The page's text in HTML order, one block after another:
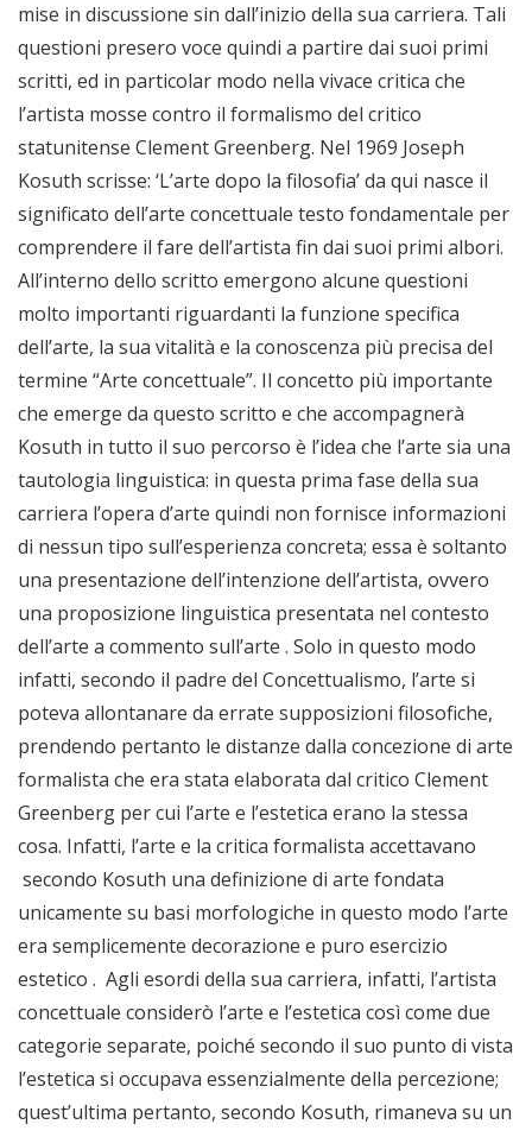
mise in discussione sin dall’inizio della sua carriera. Tali
questioni presero voce quindi a partire dai suoi primi
scritti, ed in particolar modo nella vivace critica che
l’artista mosse contro il formalismo del critico
statunitense Clement Greenberg. Nel 1969 Joseph
Kosuth scrisse: ‘L’arte dopo la filosofia’ da qui nasce il
significato dell’arte concettuale testo fondamentale per
comprendere il fare dell’artista fin dai suoi primi albori.
All’interno dello scritto emergono alcune questioni
molto importanti riguardanti la funzione specifica
dell’arte, la sua vitalità e la conoscenza più precisa del
termine “Arte concettuale”. Il concetto più importante
che emerge da questo scritto e che accompagnerà
Kosuth in tutto il suo percorso è l’idea che l’arte sia una
tautologia linguistica: in questa prima fase della sua
carriera l’opera d’arte quindi non fornisce informazioni
di nessun tipo sull’esperienza concreta; essa è soltanto
una presentazione dell’intenzione dell’artista, ovvero
una proposizione linguistica presentata nel contesto
dell’arte a commento sull’arte . Solo in questo modo
infatti, secondo il padre del Concettualismo, l’arte si
poteva allontanare da errate supposizioni filosofiche,
prendendo pertanto le distanze dalla concezione di arte
formalista che era stata elaborata dal critico Clement
Greenberg per cui l’arte e l’estetica erano la stessa
cosa. Infatti, l’arte e la critica formalista accettavano
secondo Kosuth una definizione di arte fondata
unicamente su basi morfologiche in questo modo l’arte
era semplicemente decorazione e puro esercizio
estetico . Agli esordi della sua carriera, infatti, l’artista
concettuale considerò l’arte e l’estetica così come due
categorie separate, poiché secondo il suo punto di vista
l’estetica si occupava essenzialmente della percezione;
quest’ultima pertanto, secondo Kosuth, rimaneva su un